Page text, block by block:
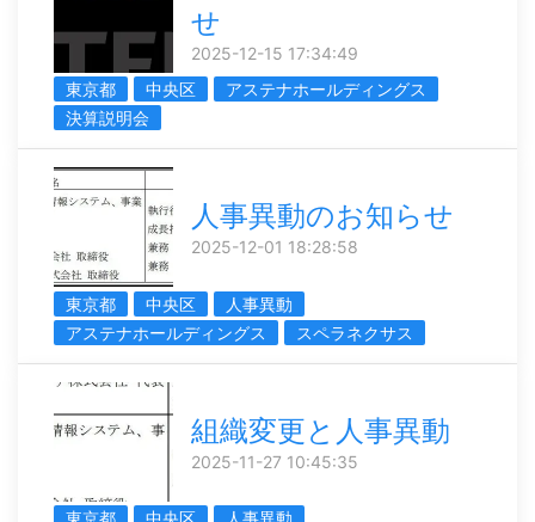
せ
2025-12-15 17:34:49
東京都
中央区
アステナホールディングス
決算説明会
人事異動のお知らせ
2025-12-01 18:28:58
東京都 中央区
人事異動
アステナホールディングス
スペラネクサス
組織変更と人事異動
2025-11-27 10:45:35
東京都 中央区
人事異動